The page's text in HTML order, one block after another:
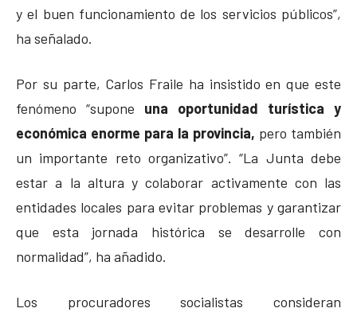
y el buen funcionamiento de los servicios públicos”,
ha señalado.
Por su parte, Carlos Fraile ha insistido en que este
fenómeno “supone una oportunidad turística y
económica enorme para la provincia, pero también
un importante reto organizativo”. “La Junta debe
estar a la altura y colaborar activamente con las
entidades locales para evitar problemas y garantizar
que esta jornada histórica se desarrolle con
normalidad”, ha añadido.
Los procuradores socialistas consideran